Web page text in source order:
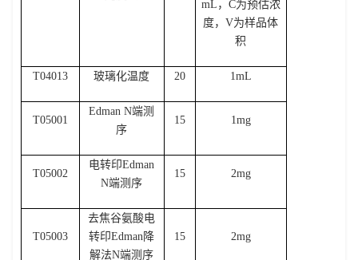
mL ， C为预估浓
度，V为样品体
积
T04013 玻璃化温度 20 1mL
T05001
Edman N端测
序
15 1mg
T05002
电转印Edman
N端测序
15 2mg
T05003
去焦谷氨酸电
转印Edman降
解法N端测序
15 2mg